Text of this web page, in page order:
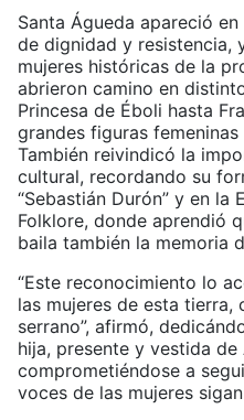
Santa Águeda apareció
de dignidad y resistencia,
mujeres históricas de la
abrieron camino en
Princesa de Éboli hasta
grandes figuras
También reivindicó la
cultural, recordando su
“Sebastián Durón” y en la
Folklore, donde aprendió
baila también la memoria
“Este reconocimiento lo
las mujeres de esta
serrano”, afirmó,
hija, presente y vestida de
comprometiéndose a
voces de las mujeres